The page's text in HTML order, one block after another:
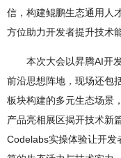
信，构建鲲鹏生态通用人
方位助力开发者提升技术
本次大会以昇腾AI开发
前沿思想阵地，现场还包
板块构建的多元生态场景
产品亮相展区揭开技术新
Codelabs实操体验让开发